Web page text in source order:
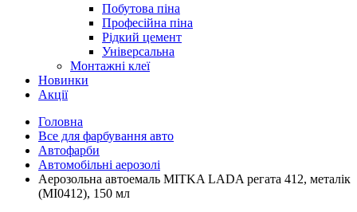
Побутова піна
Професійна піна
Рідкий цемент
Універсальна
Монтажні клеї
Новинки
Акції
Головна
Все для фарбування авто
Автофарби
Автомобільні аерозолі
Аерозольна автоемаль MITKA LADA регата 412, металік
(MI0412), 150 мл